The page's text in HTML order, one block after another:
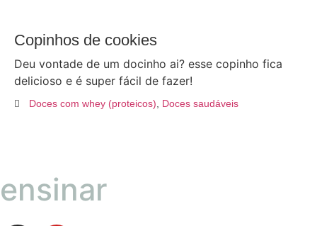
Copinhos de cookies
Deu vontade de um docinho ai? esse copinho fica
delicioso e é super fácil de fazer!
Doces com whey (proteicos) Doces saudáveis
ensinar